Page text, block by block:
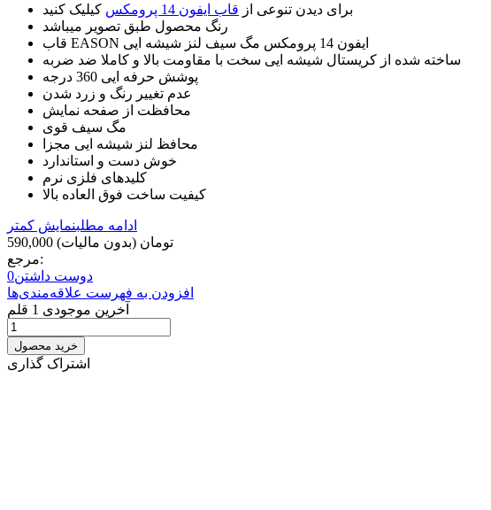
برای دیدن تنوعی از قاب ایفون 14 پرومکس
کیلیک کنید
رنگ محصول طبق تصویر میباشد
قاب EASON ایفون 14 پرومکس مگ سیف لنز شیشه ایی
ساخته شده از کریستال شیشه ایی سخت با مقاومت بالا و کاملا ضد ضربه
پوشش حرفه ایی 360 درجه
عدم تغییر رنگ و زرد شدن
محافظت از صفحه نمایش
مگ سیف قوی
محافظ لنز شیشه ایی مجزا
خوش دست و استاندارد
کلیدهای فلزی نرم
کیفیت ساخت فوق العاده بالا
ادامه مطلبنمایش کمتر
590,000 تومان (بدون مالیات)
مرجع:
دوست داشتن0
افزودن به فهرست علاقه‌مندی‌ها
آخرین موجودی 1 قلم
خرید محصول
اشتراک گذاری